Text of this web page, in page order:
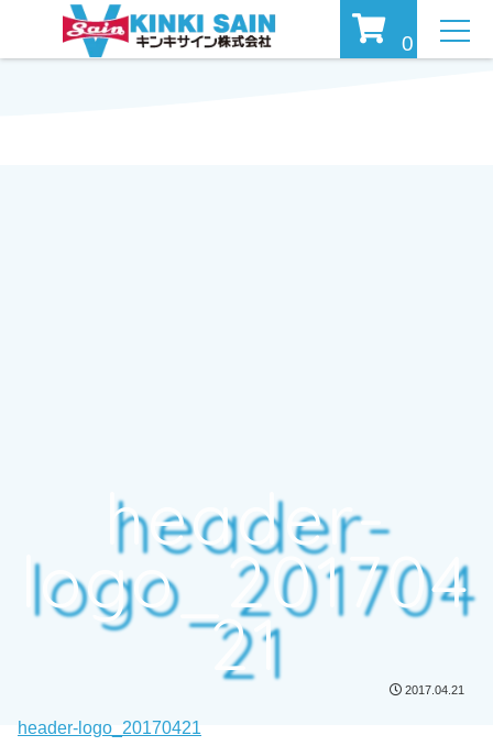
header-
logo_201704
21
2017.04.21
header-logo_20170421
0